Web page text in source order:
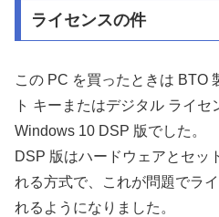
ライセンスの件
この PC を買ったときは BTO
ト キーまたはデジタル ライセ
Windows 10 DSP 版でした。
DSP 版はハードウェアとセッ
れる方式で、これが問題でラ
れるようになりました。